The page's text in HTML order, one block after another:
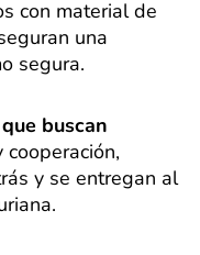
con material de
una
segura.
buscan
cooperación,
y se entregan al